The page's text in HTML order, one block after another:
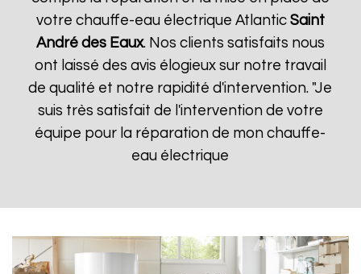
votre chauffe-eau électrique Atlantic Saint
André des Eaux. Nos clients satisfaits nous
ont laissé des avis élogieux sur notre travail
de qualité et notre rapidité d'intervention. "Je
suis très satisfait de l'intervention de votre
équipe pour la réparation de mon chauffe-
eau électrique